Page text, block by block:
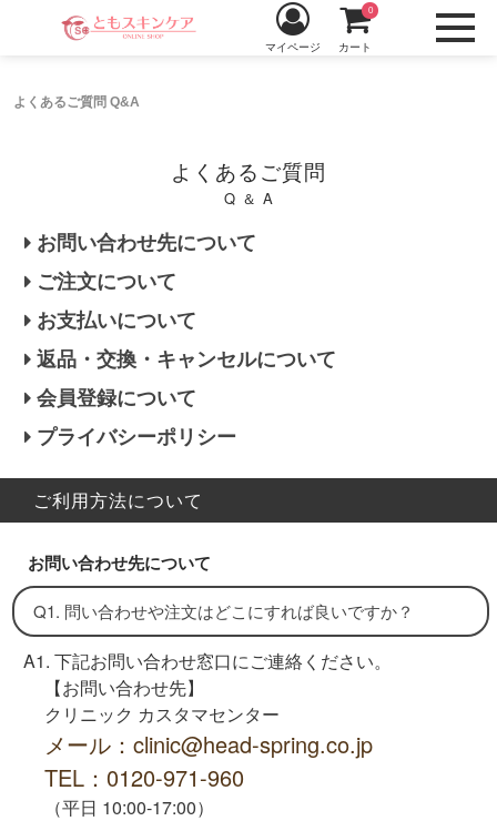
よくあるご質問 Q&A
マイページ カート
0
よくあるご質問
Q ＆ A
お問い合わせ先について
ご注文について
お支払いについて
返品・交換・キャンセルについて
会員登録について
プライバシーポリシー
ご利用方法について
お問い合わせ先について
Q1. 問い合わせや注文はどこにすれば良いですか？
A1. 下記お問い合わせ窓口にご連絡ください。
【お問い合わせ先】
クリニック カスタマセンター
メール：clinic@head-spring.co.jp
TEL：0120-971-960
（平日 10:00-17:00）